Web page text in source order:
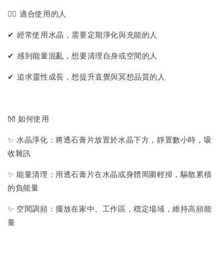
🙋‍♀️ 適合使用的人
✔ 經常使用水晶，需要定期淨化與充能的人
✔ 感到能量混亂，想要清理自身或空間的人
✔ 追求靈性成長，想提升直覺與冥想品質的人
👐 如何使用
✨ 水晶淨化：將透石膏片放置於水晶下方，靜置數小時，吸
收雜訊
✨ 能量清理：用透石膏片在水晶或身體周圍輕掃，驅散累積
的負能量
✨ 空間調頻：擺放在家中、工作區，穩定場域，維持高頻能
量